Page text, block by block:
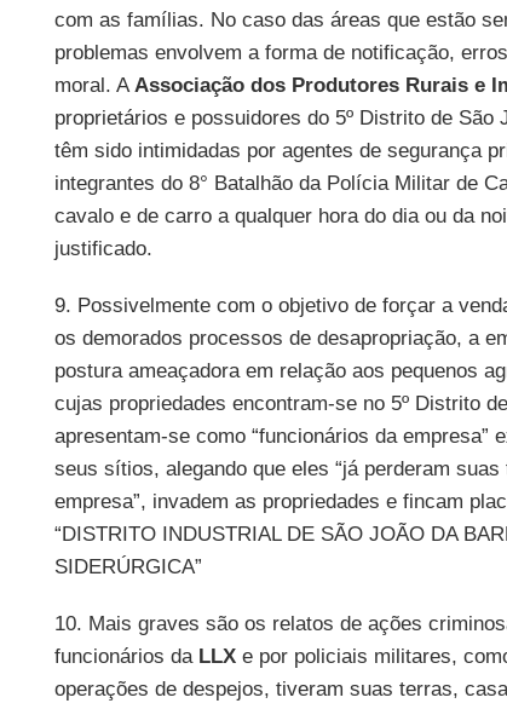
com as famílias. No caso das áreas que estão
problemas envolvem a forma de notificação,
moral. AAssociação dos Produtores Rurais e
proprietários e possuidores do 5º Distrito de São
têm sido intimidadas por agentes de segurança
integrantes do 8° Batalhão da Polícia Militar de
cavalo e de carro a qualquer hora do dia ou da
justificado.
9. Possivelmente com o objetivo de forçar a
os demorados processos de desapropriação, a
postura ameaçadora em relação aos pequenos
cujas propriedades encontram-se no 5º Distrito
apresentam-se como “funcionários da empresa”
seus sítios, alegando que eles “já perderam
empresa”, invadem as propriedades e fincam
“DISTRITO INDUSTRIAL DE SÃO JOÃO DA
SIDERÚRGICA”
10. Mais graves são os relatos de ações
funcionários da LLX e por policiais militares,
operações de despejos, tiveram suas terras,